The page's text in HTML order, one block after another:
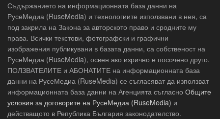
Съдържанието на информационната база данни на
РусеМедиа (RuseMedia) и технологиите използвани в нея, са
под закрила на Закона за авторското право и сродните му
права. Всички текстови, фотографски и графични
изображения публикувани в базата данни, са собственост на
РусеМедиа (RuseMedia), освен ако изрично е посочено друго.
ПОЛЗВАТЕЛИТЕ и АБОНАТИТЕ на информационната база
данни на РусеМедиа (RuseMedia) се съгласяват да използват
информационната база данни на Агенцията съгласно Общите
условия за договорите на РусеМедиа (RuseMedia) и
действащото в Република България законодателство.